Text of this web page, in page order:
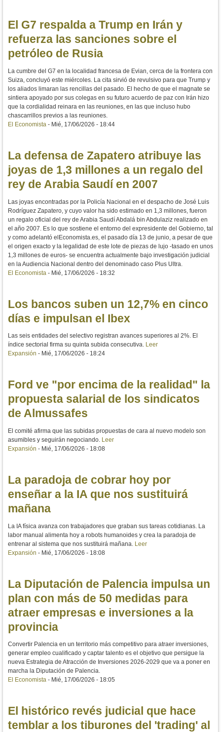
El G7 respalda a Trump en Irán y
refuerza las sanciones sobre el
petróleo de Rusia
La cumbre del G7 en la localidad francesa de Evian, cerca de la frontera con
Suiza, concluyó este miércoles. La cita sirvió de revulsivo para que Trump y
los aliados limaran las rencillas del pasado. El hecho de que el magnate se
sintiera apoyado por sus colegas en su futuro acuerdo de paz con Irán hizo
que la cordialidad reinara en las reuniones, en las que incluso hubo
chascarrillos previos a las reuniones.
El Economista - Mié, 17/06/2026 - 18:44
La defensa de Zapatero atribuye las
joyas de 1,3 millones a un regalo del
rey de Arabia Saudí en 2007
Las joyas encontradas por la Policía Nacional en el despacho de José Luis
Rodríguez Zapatero, y cuyo valor ha sido estimado en 1,3 millones, fueron
un regalo oficial del rey de Arabia Saudí Abdalá bin Abdulaziz realizado en
el año 2007. Es lo que sostiene el entorno del expresidente del Gobierno, tal
y como adelantó elEconomista.es, el pasado día 13 de junio, a pesar de que
el origen exacto y la legalidad de este lote de piezas de lujo -tasado en unos
1,3 millones de euros- se encuentra actualmente bajo investigación judicial
en la Audiencia Nacional dentro del denominado caso Plus Ultra.
El Economista - Mié, 17/06/2026 - 18:32
Los bancos suben un 12,7% en cinco
días e impulsan el Ibex
Las seis entidades del selectivo registran avances superiores al 2%. El
índice sectorial firma su quinta subida consecutiva. Leer
Expansión - Mié, 17/06/2026 - 18:24
Ford ve "por encima de la realidad" la
propuesta salarial de los sindicatos
de Almussafes
El comité afirma que las subidas propuestas de cara al nuevo modelo son
asumibles y seguirán negociando. Leer
Expansión - Mié, 17/06/2026 - 18:08
La paradoja de cobrar hoy por
enseñar a la IA que nos sustituirá
mañana
La IA física avanza con trabajadores que graban sus tareas cotidianas. La
labor manual alimenta hoy a robots humanoides y crea la paradoja de
entrenar al sistema que nos sustituirá mañana. Leer
Expansión - Mié, 17/06/2026 - 18:08
La Diputación de Palencia impulsa un
plan con más de 50 medidas para
atraer empresas e inversiones a la
provincia
Convertir Palencia en un territorio más competitivo para atraer inversiones,
generar empleo cualificado y captar talento es el objetivo que persigue la
nueva Estrategia de Atracción de Inversiones 2026-2029 que va a poner en
marcha la Diputación de Palencia.
El Economista - Mié, 17/06/2026 - 18:05
El histórico revés judicial que hace
temblar a los tiburones del 'trading' al